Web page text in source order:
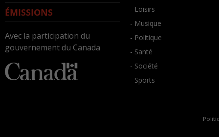
ÉMISSIONS
Avec la participation du
gouvernement du Canada
- Loisirs
- Musique
- Politique
- Santé
- Société
- Sports